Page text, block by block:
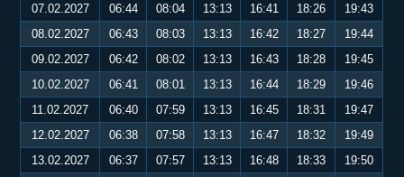
07.02.2027
06:44 08:04 13:13 16:41 18:26
19:43
08.02.2027
06:43 08:03 13:13 16:42 18:27
19:44
09.02.2027
06:42 08:02 13:13 16:43 18:28
19:45
10.02.2027
06:41 08:01 13:13 16:44 18:29
19:46
11.02.2027
06:40 07:59 13:13 16:45 18:31
19:47
12.02.2027
06:38 07:58 13:13 16:47 18:32
19:49
13.02.2027
06:37 07:57 13:13 16:48 18:33
19:50